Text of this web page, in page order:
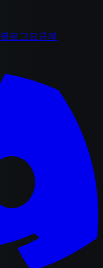
블로그요금제